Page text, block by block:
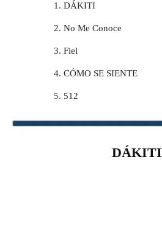
DÁKITI
No Me Conoce
Fiel
CÓMO SE SIENTE
512
DÁKITI